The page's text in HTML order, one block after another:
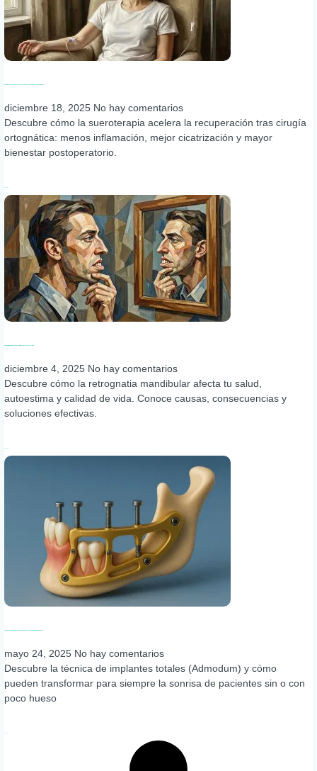
diciembre 18, 2025 No hay comentarios
Descubre cómo la sueroterapia acelera la recuperación tras cirugía
ortognática: menos inflamación, mejor cicatrización y mayor
bienestar postoperatorio.
diciembre 4, 2025 No hay comentarios
Descubre cómo la retrognatia mandibular afecta tu salud,
autoestima y calidad de vida. Conoce causas, consecuencias y
soluciones efectivas.
mayo 24, 2025 No hay comentarios
Descubre la técnica de implantes totales (Admodum) y cómo
pueden transformar para siempre la sonrisa de pacientes sin o con
poco hueso